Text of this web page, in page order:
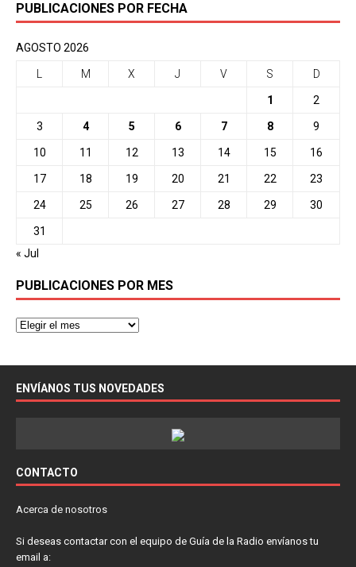
PUBLICACIONES POR FECHA
AGOSTO 2026
M X J V S D
1 2
3 4 5 6 7 8 9
10 11 12 13 14 15 16
17 18 19 20 21 22 23
24 25 26 27 28 29 30
31
« Jul
PUBLICACIONES POR MES
ENVÍANOS TUS NOVEDADES
CONTACTO
Acerca de nosotros
Si deseas contactar con el equipo de Guía de la Radio envíanos tu
email a: